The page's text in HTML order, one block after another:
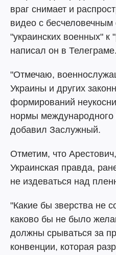
враг снимает и
видео с
"украинских военных"
написал он в Телеграме.
"Отмечаю,
Украины и других
формирований
нормы международного
добавил Заслужный.
Отметим, что
Украинская правда,
не издеваться над
"Какие бы зверства не
каково бы не было
должны срываться за
конвенции, которая